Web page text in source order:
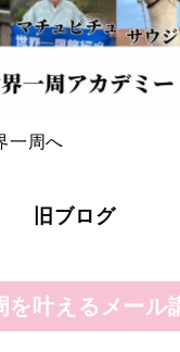
一周へ
旧ブログ
を叶えるメー